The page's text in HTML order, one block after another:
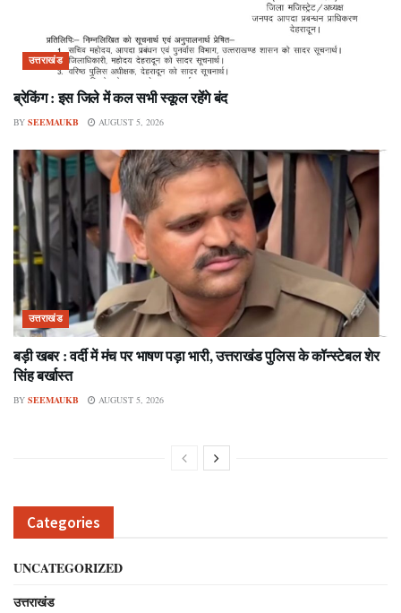
उत्तराखंड
ब्रेकिंग : इस जिले में कल सभी स्कूल रहेंगे बंद
BY SEEMAUKB AUGUST 5, 2026
उत्तराखंड
बड़ी खबर : वर्दी में मंच पर भाषण पड़ा भारी, उत्तराखंड पुलिस के कॉन्स्टेबल शेर
सिंह बर्खास्त
BY SEEMAUKB AUGUST 5, 2026
Categories
UNCATEGORIZED
उत्तराखंड